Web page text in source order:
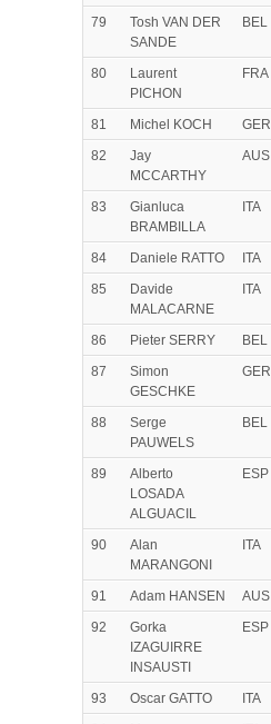
79
Tosh VAN DER
SANDE
BEL
80
Laurent
PICHON
FRA
81 Michel KOCH GER
82
Jay
MCCARTHY
AUS
83
Gianluca
BRAMBILLA
ITA
84 Daniele RATTO ITA
85
Davide
MALACARNE
ITA
86 Pieter SERRY BEL
87
Simon
GESCHKE
GER
88
Serge
PAUWELS
BEL
89
Alberto
LOSADA
ALGUACIL
ESP
90
Alan
MARANGONI
ITA
91 Adam HANSEN AUS
92
Gorka
IZAGUIRRE
INSAUSTI
ESP
93 Oscar GATTO ITA